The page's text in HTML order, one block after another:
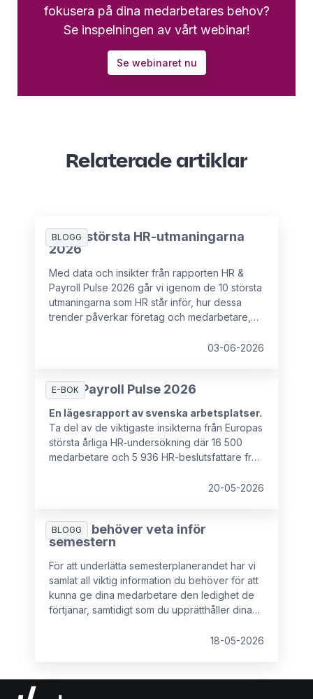
fokusera på dina medarbetares behov?
Se inspelningen av vårt webinar!
Se webinaret nu
Relaterade artiklar
BLOGG
De 10 största HR-utmaningarna
2026
Med data och insikter från rapporten HR &
Payroll Pulse 2026 går vi igenom de 10 största
utmaningarna som HR står inför, hur dessa
trender påverkar företag och medarbetare,
ha det strategiska inflytande som krävs för att
03-06-2026
E-BOK
HR & Payroll Pulse 2026
En lägesrapport av svenska arbetsplatser.
Ta del av de viktigaste insikterna från Europas
största årliga HR‑undersökning där 16 500
medarbetare och 5 936 HR-beslutsfattare från
20-05-2026
BLOGG
Allt du behöver veta inför
semestern
För att underlätta semesterplanerandet har vi
samlat all viktig information du behöver för att
kunna ge dina medarbetare den ledighet de
förtjänar, samtidigt som du upprätthåller dina
18-05-2026